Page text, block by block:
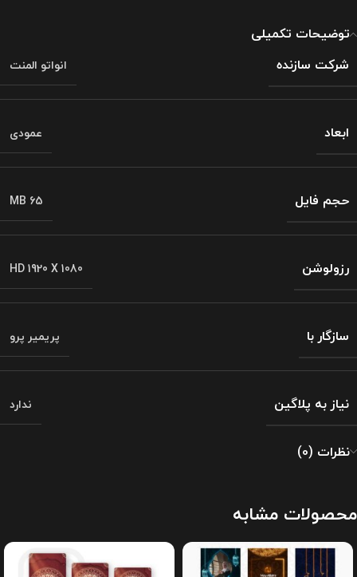
توضیحات تکمیلی
شرکت سازنده
انواتو المنت
ابعاد عمودی
حجم فایل MB 65
رزولوشن HD 1920 X 1080
سازگار با پریمیر پرو
نیاز به پلاگین ندارد
نظرات (0)
محصولات مشابه